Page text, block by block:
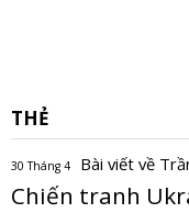
THẺ
30 Tháng 4 Bài viết về
Chiến tranh